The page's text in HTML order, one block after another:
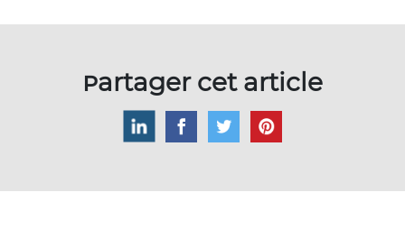
Partager cet article